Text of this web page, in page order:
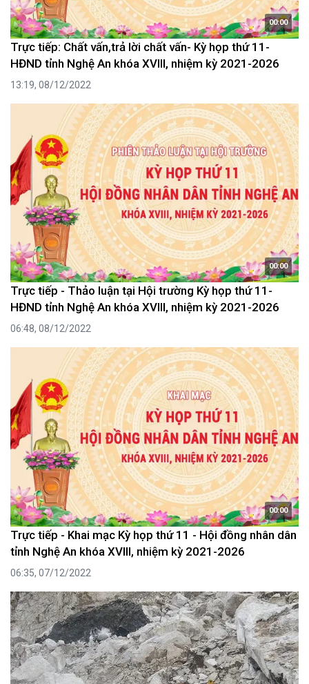
00:00
Trực tiếp: Chất vấn,trả lời chất vấn- Kỳ họp thứ 11-
HĐND tỉnh Nghệ An khóa XVIII, nhiệm kỳ 2021-2026
13:19, 08/12/2022
00:00
Trực tiếp - Thảo luận tại Hội trường Kỳ họp thứ 11-
HĐND tỉnh Nghệ An khóa XVIII, nhiệm kỳ 2021-2026
06:48, 08/12/2022
00:00
Trực tiếp - Khai mạc Kỳ họp thứ 11 - Hội đồng nhân dân
tỉnh Nghệ An khóa XVIII, nhiệm kỳ 2021-2026
06:35, 07/12/2022